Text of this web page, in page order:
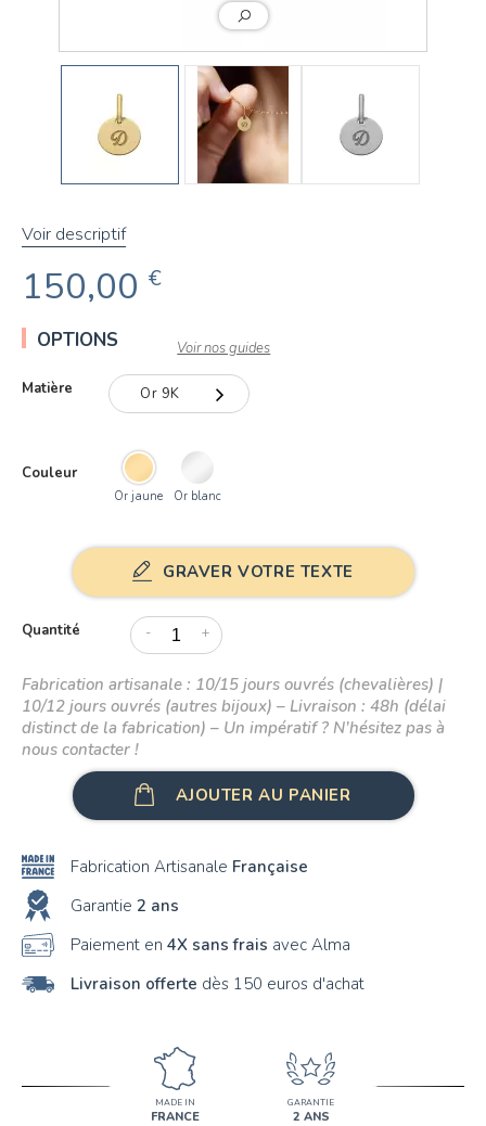
Voir descriptif
150,00 €
OPTIONS Voir nos guides
Matière Or 9K
Or 18K
Couleur
Or jaune Or blanc
GRAVER VOTRE TEXTE
Quantité - +
Fabrication artisanale : 10/15 jours ouvrés (chevalières) |
10/12 jours ouvrés (autres bijoux) – Livraison : 48h (délai
distinct de la fabrication) – Un impératif ? N’hésitez pas à
nous contacter !
AJOUTER AU PANIER
Fabrication Artisanale Française
Garantie 2 ans
Paiement en 4X sans frais avec Alma
Livraison offerte dès 150 euros d'achat
MADE IN
FRANCE
GARANTIE
2 ANS